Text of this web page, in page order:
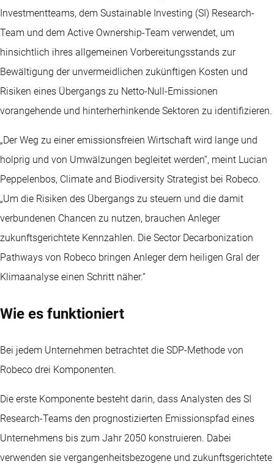
Investmentteams, dem Sustainable Investing (SI) Research-
Team und dem Active Ownership-Team verwendet, um
hinsichtlich ihres allgemeinen Vorbereitungsstands zur
Bewältigung der unvermeidlichen zukünftigen Kosten und
Risiken eines Übergangs zu Netto-Null-Emissionen
vorangehende und hinterherhinkende Sektoren zu identifizieren.
„Der Weg zu einer emissionsfreien Wirtschaft wird lange und
holprig und von Umwälzungen begleitet werden“, meint Lucian
Peppelenbos, Climate and Biodiversity Strategist bei Robeco.
„Um die Risiken des Übergangs zu steuern und die damit
verbundenen Chancen zu nutzen, brauchen Anleger
zukunftsgerichtete Kennzahlen. Die Sector Decarbonization
Pathways von Robeco bringen Anleger dem heiligen Gral der
Klimaanalyse einen Schritt näher.“
Wie es funktioniert
Bei jedem Unternehmen betrachtet die SDP-Methode von
Robeco drei Komponenten.
Die erste Komponente besteht darin, dass Analysten des SI
Research-Teams den prognostizierten Emissionspfad eines
Unternehmens bis zum Jahr 2050 konstruieren. Dabei
verwenden sie vergangenheitsbezogene und zukunftsgerichtete